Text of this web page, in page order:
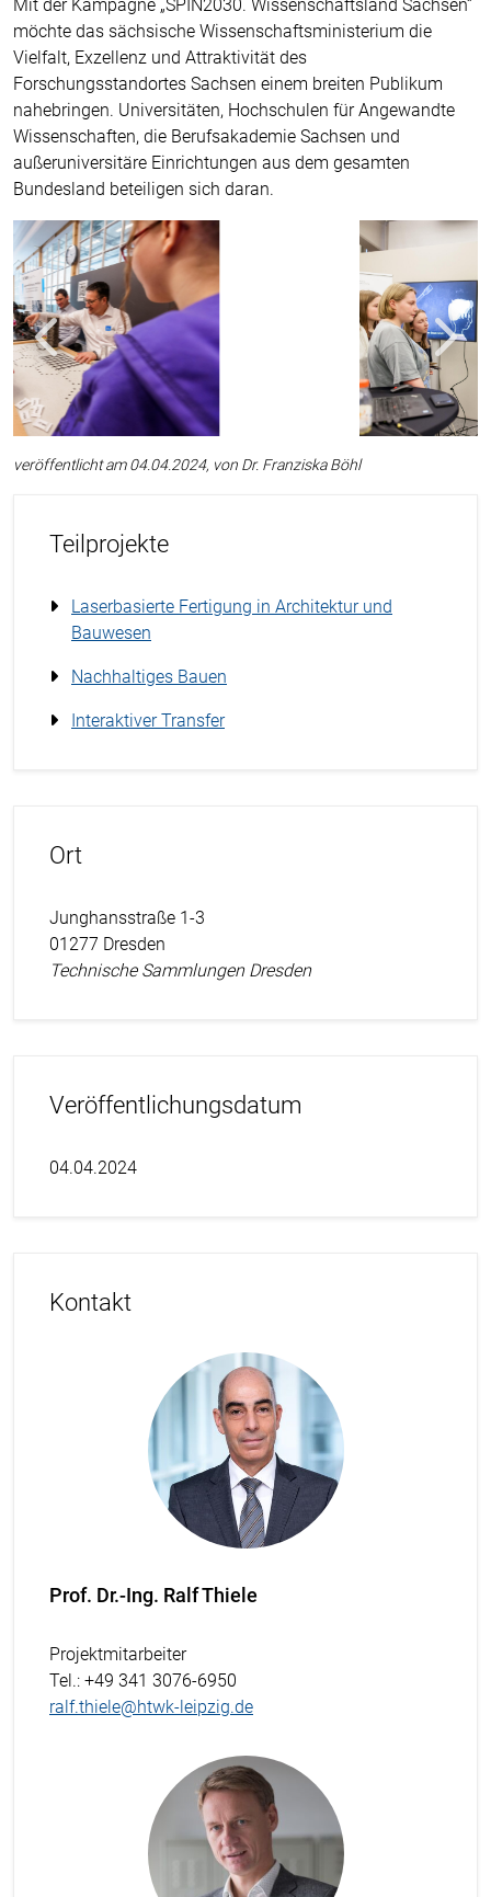
Mit der Kampagne „SPIN2030. Wissenschaftsland Sachsen“
möchte das sächsische Wissenschaftsministerium die
Vielfalt, Exzellenz und Attraktivität des
Forschungsstandortes Sachsen einem breiten Publikum
nahebringen. Universitäten, Hochschulen für Angewandte
Wissenschaften, die Berufsakademie Sachsen und
außeruniversitäre Einrichtungen aus dem gesamten
Bundesland beteiligen sich daran.
Zurück Weiter
veröffentlicht am 04.04.2024, von Dr. Franziska Böhl
Teilprojekte
Laserbasierte Fertigung in Architektur und
Bauwesen
Nachhaltiges Bauen
Interaktiver Transfer
Ort
Junghansstraße 1-3
01277 Dresden
Technische Sammlungen Dresden
Veröffentlichungsdatum
04.04.2024
Kontakt
Prof. Dr.-Ing. Ralf Thiele
Projektmitarbeiter
Tel.: +49 341 3076-6950
ralf.thiele@htwk-leipzig.de